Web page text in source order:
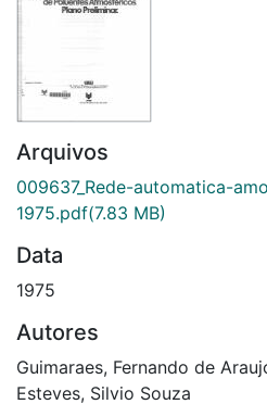
Arquivos
009637_Rede-automatica-
1975.pdf(7.83 MB)
Data
1975
Autores
Guimaraes, Fernando de
Esteves, Silvio Souza